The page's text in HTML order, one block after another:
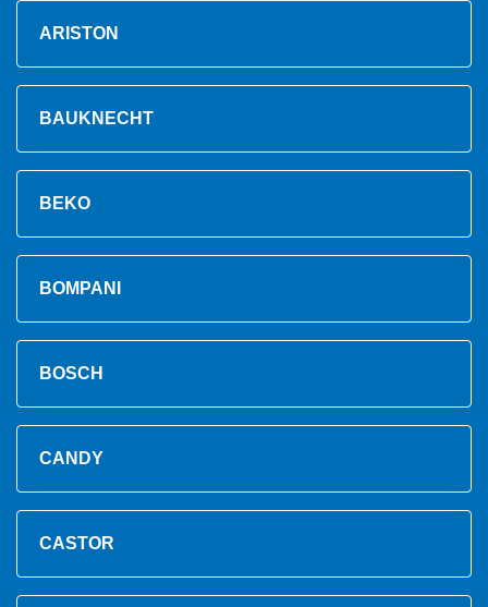
ARISTON
BAUKNECHT
BEKO
BOMPANI
BOSCH
CANDY
CASTOR